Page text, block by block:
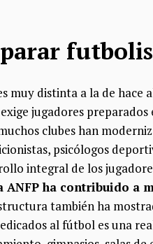
distinta a la de hace
jugadores
clubes han
psicólogos
integral de los
ha contribuido a
también ha
al fútbol es una